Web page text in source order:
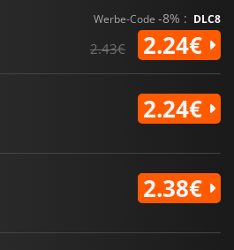
Werbe-Code -8% : DLC8
2.43€ 2.24€
2.24€
2.38€